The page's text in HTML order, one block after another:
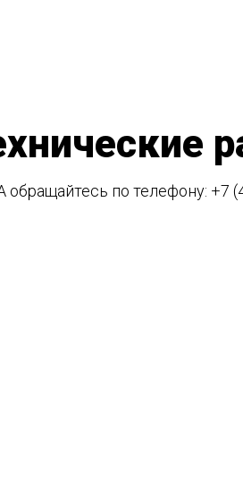
обращайтесь по телефону: +7